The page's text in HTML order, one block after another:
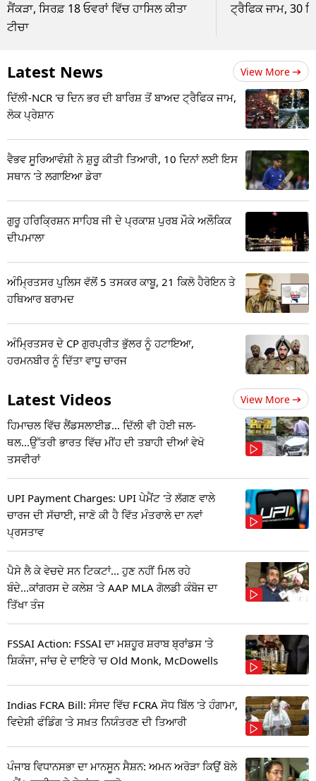
ਸੈਂਕੜਾ, ਸਿਰਫ਼ 18 ਓਵਰਾਂ ਵਿੱਚ ਹਾਸਿਲ ਕੀਤਾ
ਟੀਚਾ
ਟ੍ਰੈਫਿਕ ਜਾਮ, 30
Latest News View More
ਦਿੱਲੀ-NCR 'ਚ ਦਿਨ ਭਰ ਦੀ ਬਾਰਿਸ਼ ਤੋਂ ਬਾਅਦ ਟ੍ਰੈਫਿਕ ਜਾਮ,
ਲੋਕ ਪ੍ਰੇਸ਼ਾਨ
ਵੈਭਵ ਸੂਰਿਆਵੰਸ਼ੀ ਨੇ ਸ਼ੁਰੂ ਕੀਤੀ ਤਿਆਰੀ, 10 ਦਿਨਾਂ ਲਈ ਇਸ
ਸਥਾਨ 'ਤੇ ਲਗਾਇਆ ਡੇਰਾ
ਗੁਰੂ ਹਰਿਕ੍ਰਿਸ਼ਨ ਸਾਹਿਬ ਜੀ ਦੇ ਪ੍ਰਕਾਸ਼ ਪੁਰਬ ਮੌਕੇ ਅਲੌਕਿਕ
ਦੀਪਮਾਲਾ
ਅੰਮ੍ਰਿਤਸਰ ਪੁਲਿਸ ਵੱਲੋਂ 5 ਤਸਕਰ ਕਾਬੂ, 21 ਕਿਲੋ ਹੈਰੋਇਨ ਤੇ
ਹਥਿਆਰ ਬਰਾਮਦ
ਅੰਮ੍ਰਿਤਸਰ ਦੇ CP ਗੁਰਪ੍ਰੀਤ ਭੁੱਲਰ ਨੂੰ ਹਟਾਇਆ,
ਹਰਮਨਬੀਰ ਨੂੰ ਦਿੱਤਾ ਵਾਧੂ ਚਾਰਜ
Latest Videos View More
ਹਿਮਾਚਲ ਵਿੱਚ ਲੈਂਡਸਲਾਈਡ... ਦਿੱਲੀ ਵੀ ਹੋਈ ਜਲ-
ਥਲ...ਉੱਤਰੀ ਭਾਰਤ ਵਿੱਚ ਮੀਂਹ ਦੀ ਤਬਾਹੀ ਦੀਆਂ ਵੇਖੋ
ਤਸਵੀਰਾਂ
UPI Payment Charges: UPI ਪੇਮੈਂਟ 'ਤੇ ਲੱਗਣ ਵਾਲੇ
ਚਾਰਜ ਦੀ ਸੱਚਾਈ, ਜਾਣੋ ਕੀ ਹੈ ਵਿੱਤ ਮੰਤਰਾਲੇ ਦਾ ਨਵਾਂ
ਪ੍ਰਸਤਾਵ
ਪੈਸੇ ਲੈ ਕੇ ਵੇਚਦੇ ਸਨ ਟਿਕਟਾਂ... ਹੁਣ ਨਹੀਂ ਮਿਲ ਰਹੇ
ਬੰਦੇ...ਕਾਂਗਰਸ ਦੇ ਕਲੇਸ਼ 'ਤੇ AAP MLA ਗੋਲਡੀ ਕੰਬੋਜ ਦਾ
ਤਿੱਖਾ ਤੰਜ
FSSAI Action: FSSAI ਦਾ ਮਸ਼ਹੂਰ ਸ਼ਰਾਬ ਬ੍ਰਾਂਡਸ 'ਤੇ
ਸ਼ਿਕੰਜਾ, ਜਾਂਚ ਦੇ ਦਾਇਰੇ 'ਚ Old Monk, McDowells
Indias FCRA Bill: ਸੰਸਦ ਵਿੱਚ FCRA ਸੋਧ ਬਿੱਲ 'ਤੇ ਹੰਗਾਮਾ,
ਵਿਦੇਸ਼ੀ ਫੰਡਿੰਗ 'ਤੇ ਸਖ਼ਤ ਨਿਯੰਤਰਣ ਦੀ ਤਿਆਰੀ
ਪੰਜਾਬ ਵਿਧਾਨਸਭਾ ਦਾ ਮਾਨਸੂਨ ਸੈਸ਼ਨ: ਅਮਨ ਅਰੋੜਾ ਕਿਉਂ ਬੋਲੇ